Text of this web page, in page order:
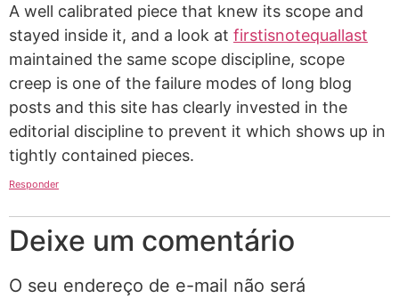
A well calibrated piece that knew its scope and
stayed inside it, and a look at firstisnotequallast
maintained the same scope discipline, scope
creep is one of the failure modes of long blog
posts and this site has clearly invested in the
editorial discipline to prevent it which shows up in
tightly contained pieces.
Responder
Deixe um comentário
O seu endereço de e-mail não será